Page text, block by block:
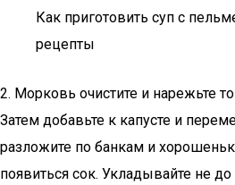
Как приготовить суп с
рецепты
2. Морковь очистите и нарежьте
Затем добавьте к капусте и
разложите по банкам и
появиться сок. Укладывайте не